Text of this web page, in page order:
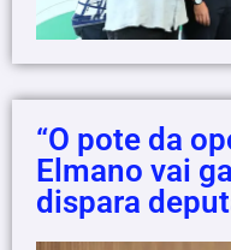
“O pote da
Elmano vai
dispara